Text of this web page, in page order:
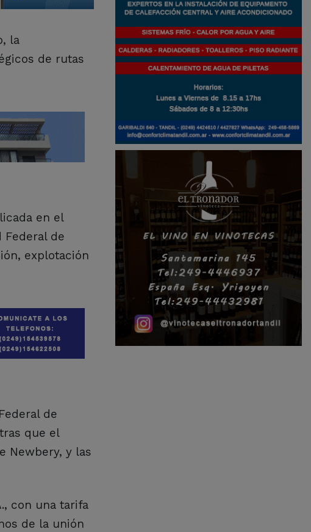
la
de rutas
en el
Federal de
explotación
de
que el
Newbery, y las
con una tarifa
de la unión